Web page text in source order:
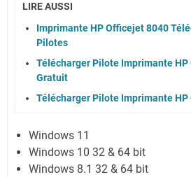
LIRE AUSSI
Imprimante HP Officejet 8040
Pilotes
Télécharger Pilote Imprimante
Gratuit
Télécharger Pilote Imprimante
Windows 11
Windows 10 32 & 64 bit
Windows 8.1 32 & 64 bit